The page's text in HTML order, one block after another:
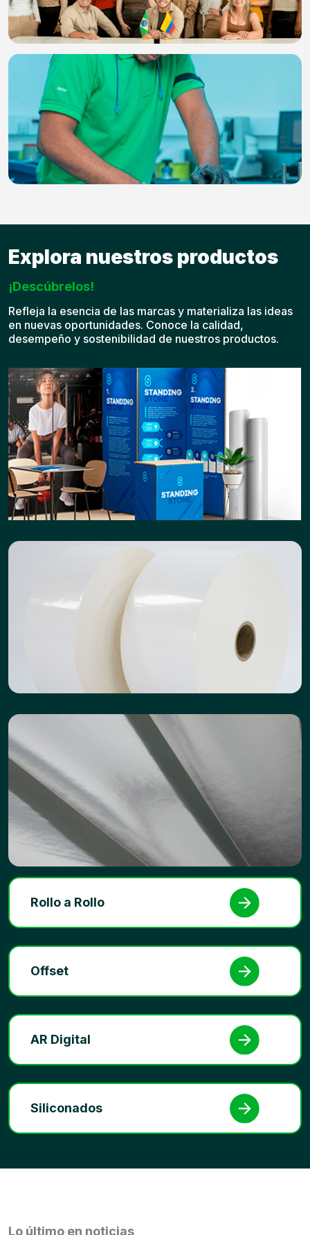
Explora nuestros productos
¡Descúbrelos!
Refleja la esencia de las marcas y materializa las ideas
en nuevas oportunidades. Conoce la calidad,
desempeño y sostenibilidad de nuestros productos.
Rollo a Rollo
Offset
AR Digital
Siliconados
Lo último en noticias